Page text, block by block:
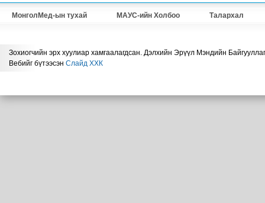
МонголМед-ын тухай МАУС-ийн Холбоо Талархал
Зохиогчийн эрх хуулиар хамгаалагдсан. Дэлхийн Эрүүл Мэндийн
Вебийг бүтээсэн Слайд ХХК